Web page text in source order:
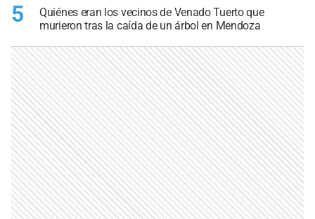
5
Quiénes eran los vecinos de Venado Tuerto que
murieron tras la caída de un árbol en Mendoza